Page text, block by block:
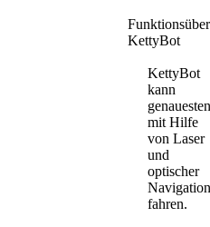
KettyBot
KettyBot
kann
mit Hilfe
von Laser
und
optischer
Navigation
fahren.